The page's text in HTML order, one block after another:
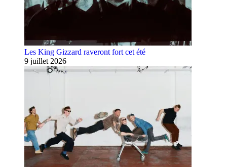
Les King Gizzard raveront fort cet été
9 juillet 2026